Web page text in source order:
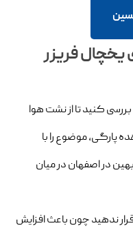
فریزر
کنید تا از نشت هوا
پارگی، موضوع را با
در اصفهان در میان
ندهید چون باعث افزایش